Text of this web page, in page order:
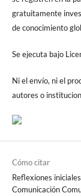
gratuitamente
de conocimiento
Se ejecuta bajo
Ni el envío, ni el
autores o
Cómo citar
Reflexiones
Comunicación